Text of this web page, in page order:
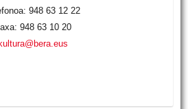
948 63 12 22
948 63 10 20
kultura@bera.eus